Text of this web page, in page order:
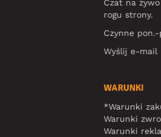
Czat na
rogu strony.
Czynne
Wyślij e-
WARUNKI
*Warunki
Warunki
Warunki